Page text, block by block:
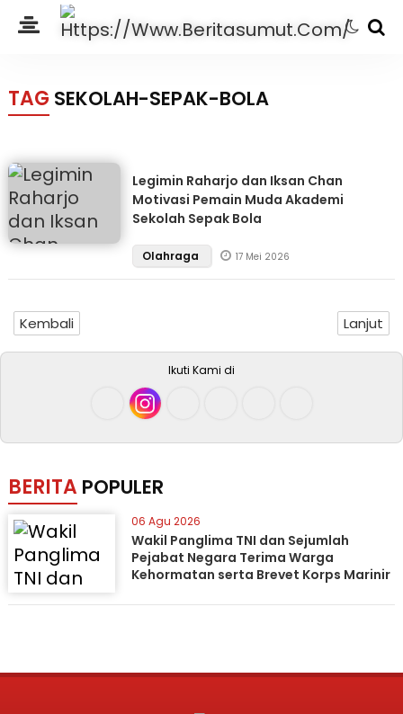
TAG SEKOLAH-SEPAK-BOLA
Legimin Raharjo dan Iksan Chan
Motivasi Pemain Muda Akademi
Sekolah Sepak Bola
Olahraga 17 Mei 2026
Kembali Lanjut
Ikuti Kami di
BERITA POPULER
06 Agu 2026
Wakil Panglima TNI dan Sejumlah
Pejabat Negara Terima Warga
Kehormatan serta Brevet Korps Marinir